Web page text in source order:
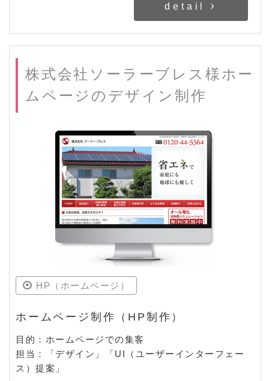
detail
株式会社ソーラーブレス様ホー
ムページのデザイン制作
HP（ホームページ）
ホームページ制作（HP制作）
目的：ホームページでの集客
担当：「デザイン」「UI（ユーザーインターフェー
ス）提案」